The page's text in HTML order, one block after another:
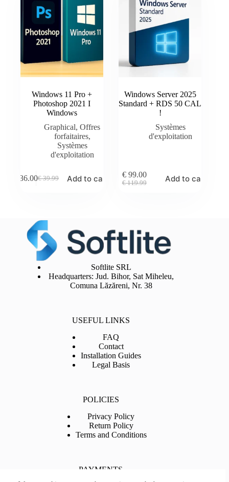
Windows 11 Pro +
Photoshop 2021 I
Windows
Graphical,Offres
forfaitaires,
Systèmes
d'exploitation
€39.99
Original
36.00Current
Add to cart
Windows Server 2025
Standard + RDS 50 CAL
!
Systèmes
d'exploitation
€119.99
Original
€99.00
Current
Add to cart
Softlite SRL
Headquarters: Jud. Bihor, Sat Miheleu,
Comuna Lăzăreni, Nr. 38
USEFUL LINKS
FAQ
Contact
Installation Guides
Legal Basis
POLICIES
Privacy Policy
Return Policy
Terms and Conditions
PAYMENTS